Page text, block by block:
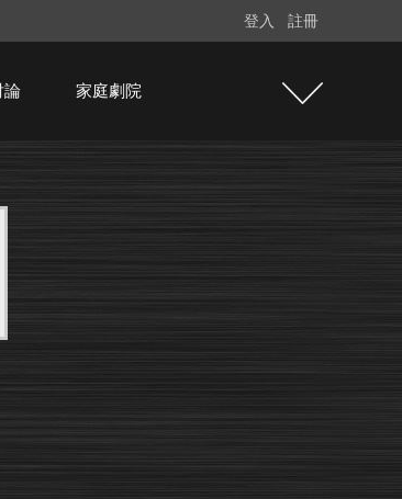
登入 註冊
論 家庭劇院